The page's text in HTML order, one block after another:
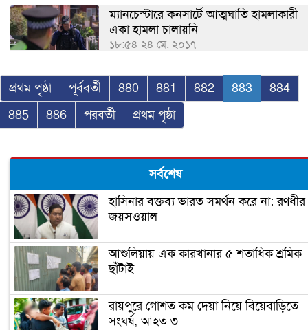
ম্যানচেস্টারে কনসার্টে আত্মঘাতি হামলাকারী
একা হামলা চালায়নি
১৮:৫৪ ২৪ মে, ২০১৭
প্রথম পৃষ্ঠা পূর্ববর্তী 880 881 882 883
884
885
886 পরবর্তী প্রথম পৃষ্ঠা
সর্বশেষ
হাসিনার বক্তব্য ভারত সমর্থন করে না: রণধীর
জয়সওয়াল
আশুলিয়ায় এক কারখানার ৫ শতাধিক শ্রমিক
ছাঁটাই
রায়পুরে গোশত কম দেয়া নিয়ে বিয়েবাড়িতে
সংঘর্ষ, আহত ৩